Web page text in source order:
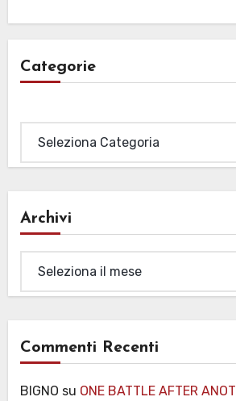
Categorie
Archivi
Commenti Recenti
BIGNO su ONE BATTLE AFTER